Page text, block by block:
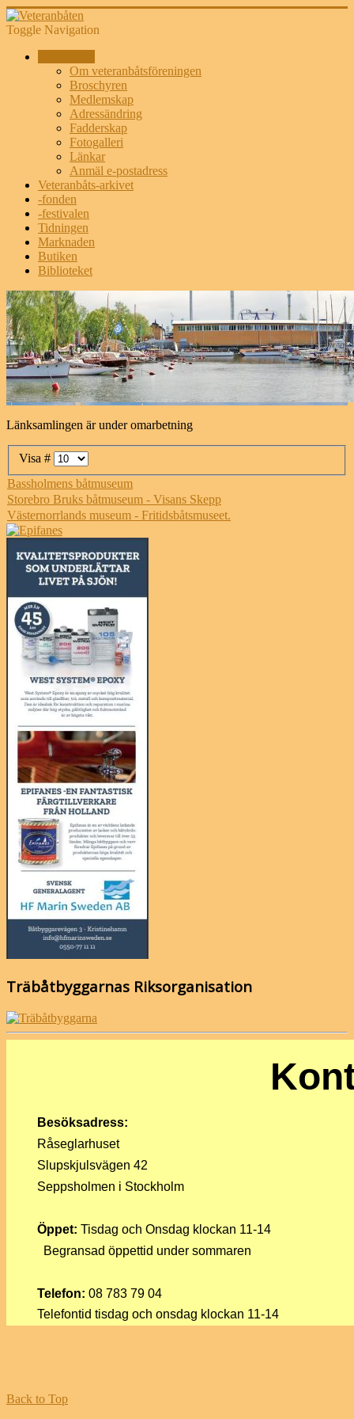
Toggle Navigation
Om veteranbåtsföreningen
Broschyren
Medlemskap
Adressändring
Fadderskap
Fotogalleri
Länkar
Anmäl e-postadress
Veteranbåts-arkivet
-fonden
-festivalen
Tidningen
Marknaden
Butiken
Biblioteket
Länksamlingen är under omarbetning
Visa #
Bassholmens båtmuseum
Storebro Bruks båtmuseum - Visans Skepp
Västernorrlands museum - Fritidsbåtsmuseet.
Träbåtbyggarnas Riksorganisation
Besöksadress:
Råseglarhuset
Slupskjulsvägen 42
Seppsholmen i Stockholm
Öppet: Tisdag och Onsdag klockan 11-14
Begransad öppettid under sommaren
Telefon: 08 783 79 04
Telefontid tisdag och onsdag klockan 11-14
Back to Top